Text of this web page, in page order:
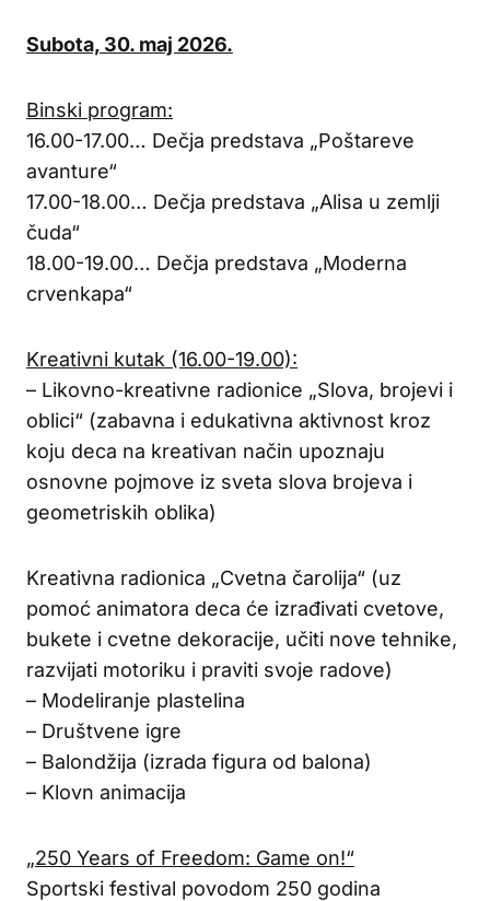
Subota, 30. maj 2026.
Binski program:
16.00-17.00… Dečja predstava „Poštareve
avanture“
17.00-18.00… Dečja predstava „Alisa u zemlji
čuda“
18.00-19.00… Dečja predstava „Moderna
crvenkapa“
Kreativni kutak (16.00-19.00):
– Likovno-kreativne radionice „Slova, brojevi i
oblici“ (zabavna i edukativna aktivnost kroz
koju deca na kreativan način upoznaju
osnovne pojmove iz sveta slova brojeva i
geometriskih oblika)
Kreativna radionica „Cvetna čarolija“ (uz
pomoć animatora deca će izrađivati cvetove,
bukete i cvetne dekoracije, učiti nove tehnike,
razvijati motoriku i praviti svoje radove)
– Modeliranje plastelina
– Društvene igre
– Balondžija (izrada figura od balona)
– Klovn animacija
„250 Years of Freedom: Game on!“
Sportski festival povodom 250 godina